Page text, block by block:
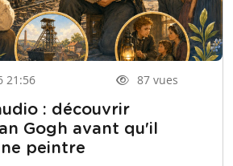
21:56 87 vues
: découvrir
Gogh avant qu'il
peintre